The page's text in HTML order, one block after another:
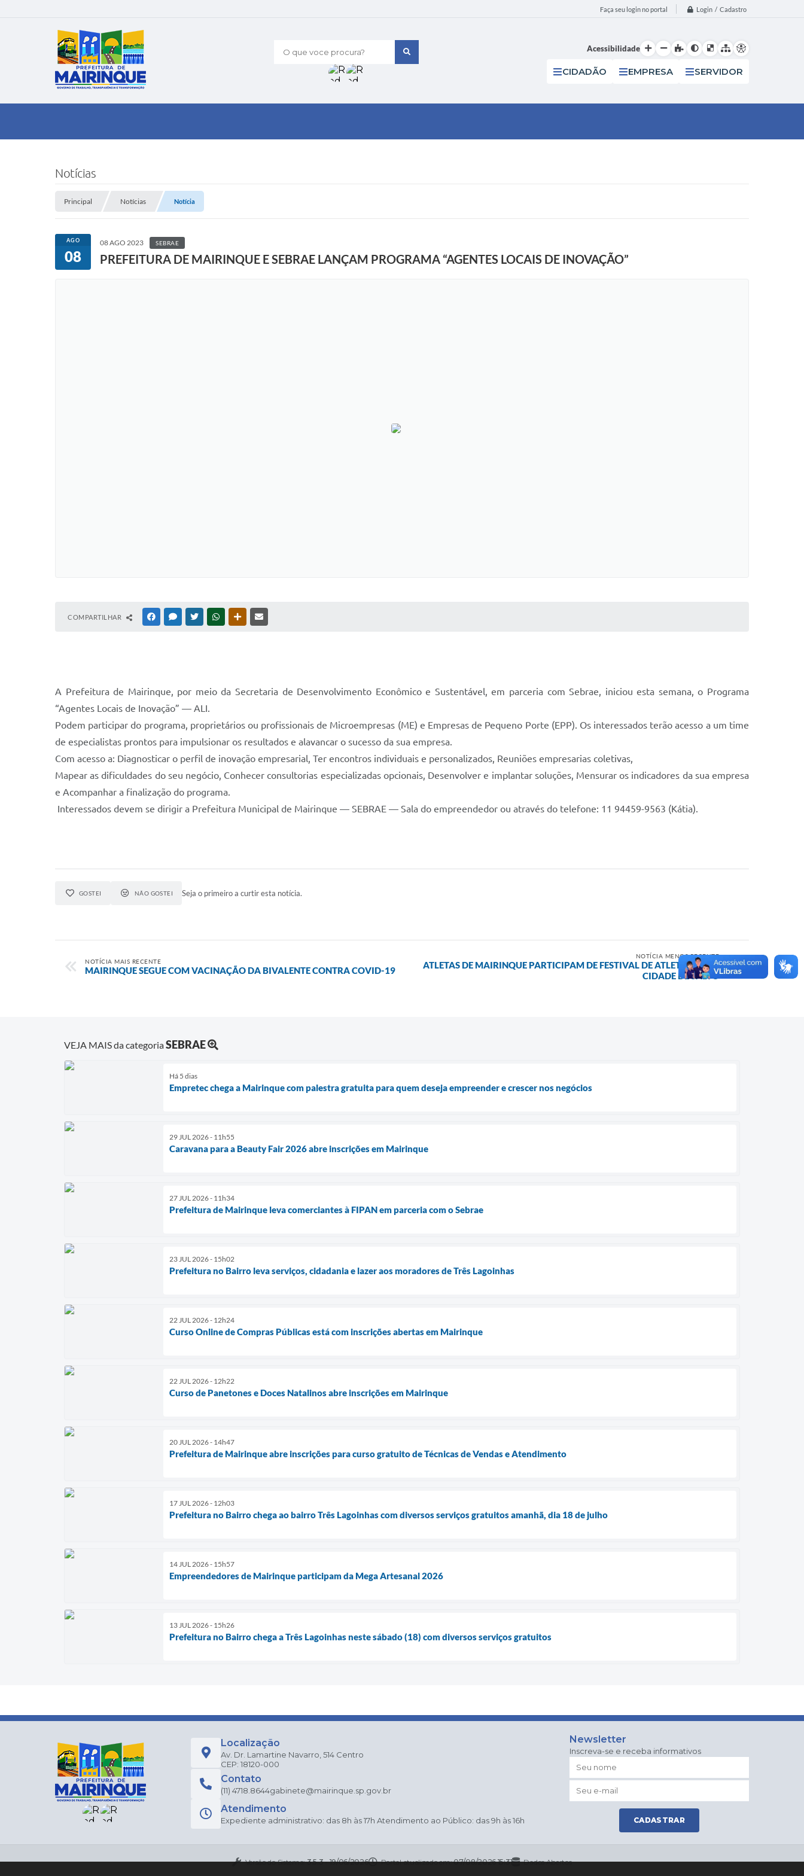
Faça seu login no portal Login / Cadastro
O que voce procura? Acessibilidade
CIDADÃO EMPRESA SERVIDOR
Notícias
Principal Notícias Notícia
AGO
08
08 AGO 2023 SEBRAE
PREFEITURA DE MAIRINQUE E SEBRAE LANÇAM PROGRAMA “AGENTES LOCAIS DE INOVAÇÃO”
COMPARTILHAR FACEBOOKMESSENGER
TWITTERWHATSAPPOUTRAS MÍDIAS
A Prefeitura de Mairinque, por meio da Secretaria de Desenvolvimento Econômico e Sustentável, em parceria com Sebrae, iniciou esta semana, o Programa
“Agentes Locais de Inovação” — ALI.
Podem participar do programa, proprietários ou profissionais de Microempresas (ME) e Empresas de Pequeno Porte (EPP). Os interessados terão acesso a um time
de especialistas prontos para impulsionar os resultados e alavancar o sucesso da sua empresa.
Com acesso a: Diagnosticar o perfil de inovação empresarial, Ter encontros individuais e personalizados, Reuniões empresarias coletivas,
Mapear as dificuldades do seu negócio, Conhecer consultorias especializadas opcionais, Desenvolver e implantar soluções, Mensurar os indicadores da sua empresa
e Acompanhar a finalização do programa.
Interessados devem se dirigir a Prefeitura Municipal de Mairinque — SEBRAE — Sala do empreendedor ou através do telefone: 11 94459-9563 (Kátia).
GOSTEI NÃO GOSTEI Seja o primeiro a curtir esta notícia.
NOTÍCIA MAIS RECENTE
MAIRINQUE SEGUE COM VACINAÇÃO DA BIVALENTE CONTRA COVID-19
NOTÍCIA MENOS RECENTE
ATLETAS DE MAIRINQUE PARTICIPAM DE FESTIVAL DE ATLETISMO NA
CIDADE DE SALTO
VEJA MAIS da categoriaSEBRAE
Há 5 dias
Empretec chega a Mairinque com palestra gratuita para quem deseja empreender e crescer nos negócios
29 JUL 2026 - 11h55
Caravana para a Beauty Fair 2026 abre inscrições em Mairinque
27 JUL 2026 - 11h34
Prefeitura de Mairinque leva comerciantes à FIPAN em parceria com o Sebrae
23 JUL 2026 - 15h02
Prefeitura no Bairro leva serviços, cidadania e lazer aos moradores de Três Lagoinhas
22 JUL 2026 - 12h24
Curso Online de Compras Públicas está com inscrições abertas em Mairinque
22 JUL 2026 - 12h22
Curso de Panetones e Doces Natalinos abre inscrições em Mairinque
20 JUL 2026 - 14h47
Prefeitura de Mairinque abre inscrições para curso gratuito de Técnicas de Vendas e Atendimento
17 JUL 2026 - 12h03
Prefeitura no Bairro chega ao bairro Três Lagoinhas com diversos serviços gratuitos amanhã, dia 18 de julho
14 JUL 2026 - 15h57
Empreendedores de Mairinque participam da Mega Artesanal 2026
13 JUL 2026 - 15h26
Prefeitura no Bairro chega a Três Lagoinhas neste sábado (18) com diversos serviços gratuitos
Localização
Av. Dr. Lamartine Navarro, 514 Centro
CEP: 18120-000
Contato
(11) 4718.8644gabinete@mairinque.sp.gov.br
Atendimento
Expediente administrativo: das 8h às 17h Atendimento ao Público: das 9h às 16h
Newsletter
Inscreva-se e receba informativos
CADASTRAR
Versão do Sistema:3.5.3 - 19/06/2026 Portal atualizado em:07/08/2026 15:31 Dados Abertos